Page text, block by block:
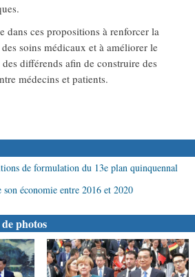
dans ces propositions à renforcer la
soins médicaux et à améliorer le
différends afin de construire des
médecins et patients.
de formulation du 13e plan quinquennal
économie entre 2016 et 2020
photos